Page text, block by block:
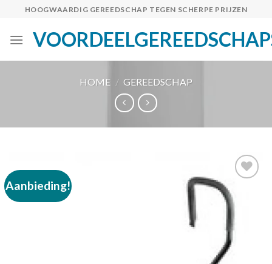
content
HOOGWAARDIG GEREEDSCHAP TEGEN SCHERPE PRIJZEN
HOME / GEREEDSCHAP
Aanbieding!
Toevoegen
aan
verlanglijst